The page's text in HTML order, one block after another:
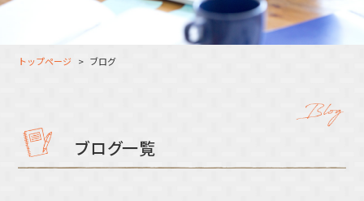
大分オフィス
松山オフィス
広島オフィス
支援スタッフ（タレント）募集
トップページ ブログ
ブログ一覧